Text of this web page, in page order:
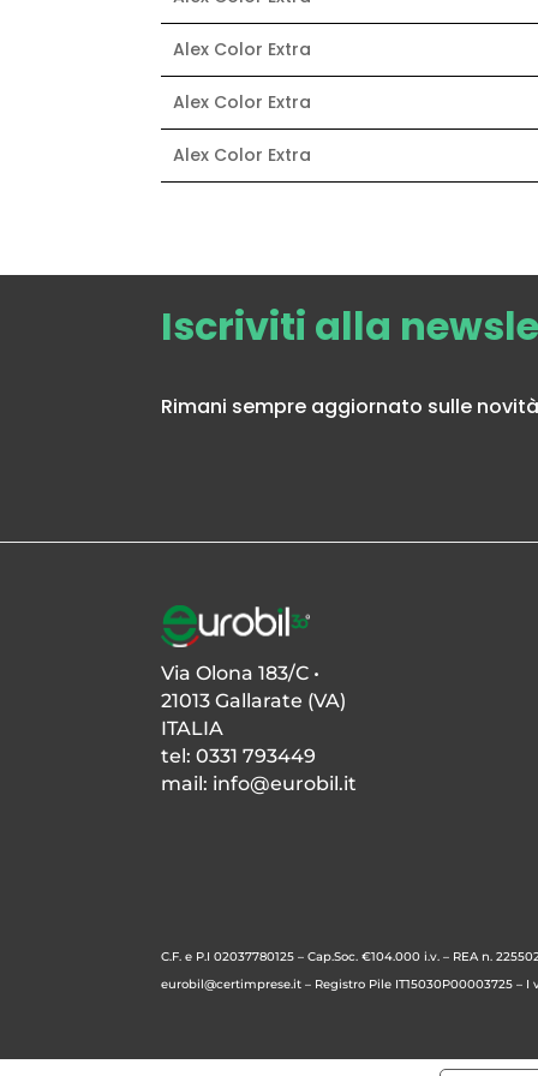
• Fino a 6 bilance in rete LAN (via
• Totali Generale, PLU e operatori
• 4-8-16 Operatori
• Alimentazione esterna 12/24V
• Batteria interna al litio con
Alex Color Extra
Alex Color Extra
Alex Color Extra
Iscriviti alla
Rimani sempre aggiornato sulle
Via Olona 183/C •
21013 Gallarate (VA)
ITALIA
tel: 0331 793449
mail: info@eurobil.it
C.F. e P.I 02037780125 – Cap.Soc. €104.000 i.v. – REA n.
eurobil@certimprese.it – Registro Pile IT15030P00003725 –